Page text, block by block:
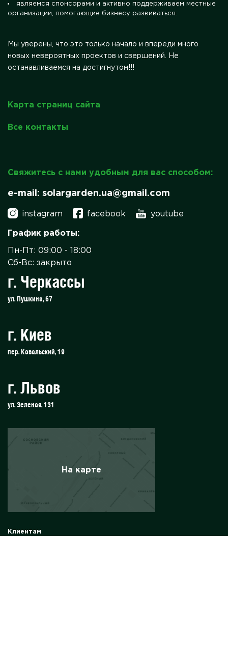
Карта страниц сайта
Все контакты
Свяжитесь с нами удобным для вас способом:
e-mail: solargarden.ua@gmail.com
instagram facebook youtube
График работы:
Пн-Пт: 09:00 - 18:00
Сб-Вс: закрыто
г. Черкассы
ул. Пушкина, 67
г. Киев
пер. Ковальский, 19
г. Львов
ул. Зеленая, 131
На карте
являемся спонсорами и активно поддерживаем местные
организации, помогающие бизнесу развиваться.
Мы уверены, что это только начало и впереди много
новых невероятных проектов и свершений. Не
останавливаемся на достигнутом!!!
Клиентам